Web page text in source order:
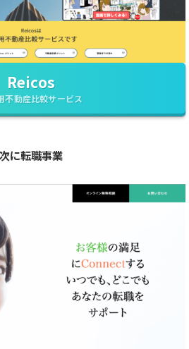
Reicos
不動産比較サービス
次に転職事業